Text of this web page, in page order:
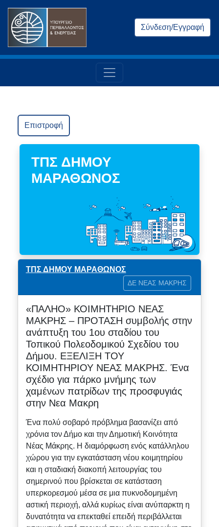
Σύνδεση/Εγγραφή
Επιστροφή
ΤΠΣ ΔΗΜΟΥ
ΜΑΡΑΘΩΝΟΣ
ΤΠΣ ΔΗΜΟΥ ΜΑΡΑΘΩΝΟΣ
ΔΕ ΝΕΑΣ ΜΑΚΡΗΣ
«ΠΑΛΗΟ» ΚΟΙΜΗΤΗΡΙΟ ΝΕΑΣ
ΜΑΚΡΗΣ – ΠΡΟΤΑΣΗ συμβολής στην
ανάπτυξη του 1ου σταδίου του
Τοπικού Πολεοδομικού Σχεδίου του
Δήμου. ΕΞΕΛΙΞΗ ΤΟΥ
ΚΟΙΜΗΤΗΡΙΟΥ ΝΕΑΣ ΜΑΚΡΗΣ. Ένα
σχέδιο για πάρκο μνήμης των
χαμένων πατρίδων της προσφυγιάς
στην Νεα Μακρη
Ένα πολύ σοβαρό πρόβλημα βασανίζει από
χρόνια τον Δήμο και την Δημοτική Κοινότητα
Νέας Μάκρης. Η διαμόρφωση ενός κατάλληλου
χώρου για την εγκατάσταση νέου κοιμητηρίου
και η σταδιακή διακοπή λειτουργίας του
σημερινού που βρίσκεται σε κατάσταση
υπερκορεσμού μέσα σε μια πυκνοδομημένη
αστική περιοχή, αλλά κυρίως είναι ανύπαρκτη η
δυνατότητα να επεκταθεί επειδή περιβάλλεται